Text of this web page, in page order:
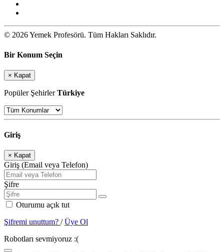
© 2026 Yemek Profesörü. Tüm Hakları Saklıdır.
Bir Konum Seçin
× Kapat
Popüler ŞehirlerTürkiye
Giriş
× Kapat
Giriş (Email veya Telefon)
Şifre
Oturumu açık tut
Şifremi unuttum? /Üye Ol
Robotları sevmiyoruz :(